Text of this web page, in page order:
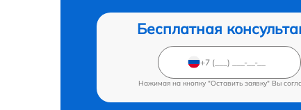
Бесплатная
Нажимая на кнопку "Оставить заявку" Вы